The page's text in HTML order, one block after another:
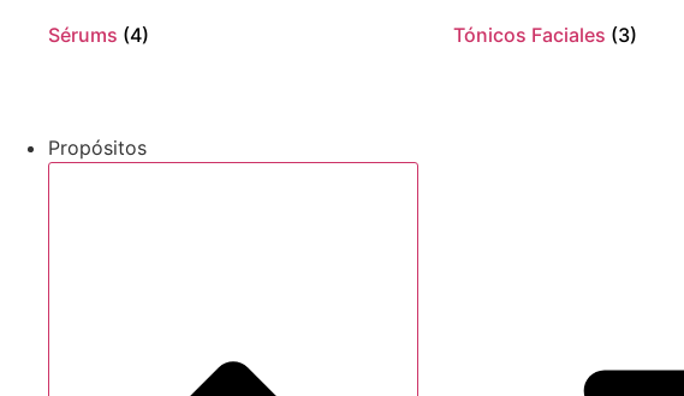
Sérums (4) Tónicos Faciales (3)
Propósitos